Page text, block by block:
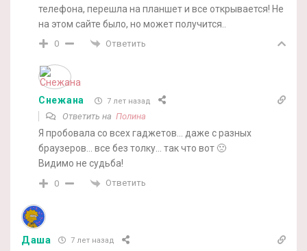
телефона, перешла на планшет и все открывается! Не
на этом сайте было, но может получится..
0 Ответить
Снежана 7 лет назад
Ответить на Полина
Я пробовала со всех гаджетов… даже с разных
браузеров… все без толку… так что вот 🙁
Видимо не судьба!
0 Ответить
Даша 7 лет назад